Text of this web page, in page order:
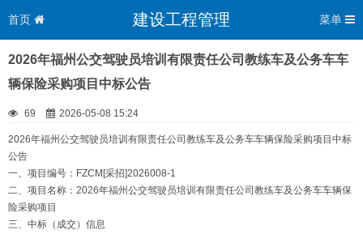
首页 建设工程管理 菜单
2026年福州公交驾驶员培训有限责任公司教练车及公务车车
辆保险采购项目中标公告
69 2026-05-08 15:24
2026年福州公交驾驶员培训有限责任公司教练车及公务车车辆保险采购项目中标
公告
一、项目编号：FZCM[采招]2026008-1
二、项目名称：2026年福州公交驾驶员培训有限责任公司教练车及公务车车辆保
险采购项目
三、中标（成交）信息